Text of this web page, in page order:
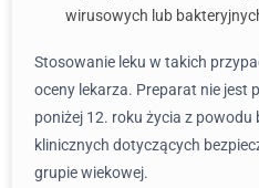
wirusowych lub
Stosowanie leku w takich
oceny lekarza. Preparat nie jest
poniżej 12. roku życia z
klinicznych dotyczących
grupie wiekowej.